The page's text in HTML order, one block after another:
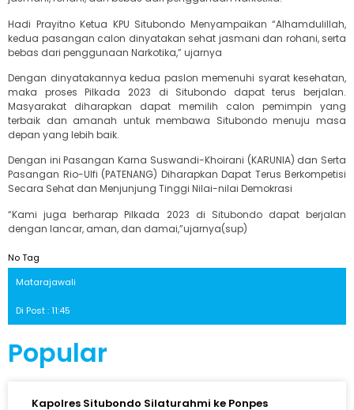
Hadi Prayitno Ketua KPU Situbondo Menyampaikan “Alhamdulillah,
kedua pasangan calon dinyatakan sehat jasmani dan rohani, serta
bebas dari penggunaan Narkotika,” ujarnya
Dengan dinyatakannya kedua paslon memenuhi syarat kesehatan,
maka proses Pilkada 2023 di Situbondo dapat terus berjalan.
Masyarakat diharapkan dapat memilih calon pemimpin yang
terbaik dan amanah untuk membawa Situbondo menuju masa
depan yang lebih baik.
Dengan ini Pasangan Karna Suswandi-Khoirani (KARUNIA) dan Serta
Pasangan Rio-Ulfi (PATENANG) Diharapkan Dapat Terus Berkompetisi
Secara Sehat dan Menjunjung Tinggi Nilai-nilai Demokrasi
“Kami juga berharap Pilkada 2023 di Situbondo dapat berjalan
dengan lancar, aman, dan damai,”ujarnya(sup)
No Tag
Matarajawali
Di Post : 11:45
Popular
Kapolres Situbondo Silaturahmi ke Ponpes